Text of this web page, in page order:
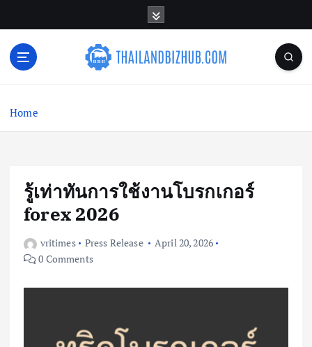
n
Home
รู้เท่าทันการใช้งานโบรกเกอร์
forex 2026
vritimes Press Release
April 20, 2026
0 Comments